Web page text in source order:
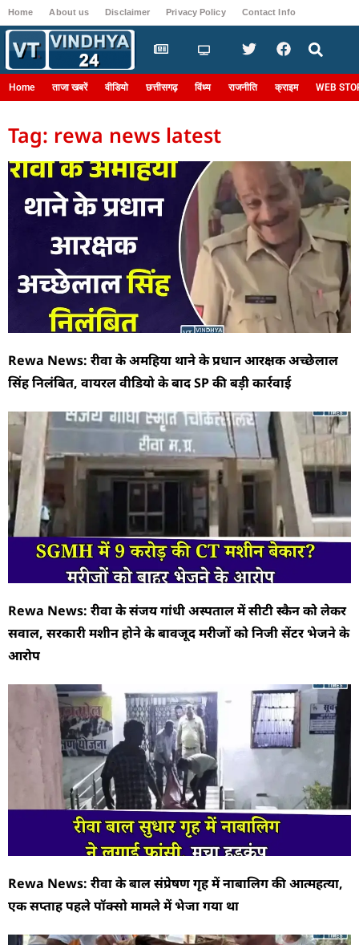
Home About us Disclaimer Privacy Policy Contact Info
Home ताजा खबरें वीडियो छत्तीसगढ़ विंध्य राजनीति क्राइम WEB
Tag: rewa news latest
Rewa News: रीवा के अमहिया थाने के प्रधान आरक्षक अच्छेलाल
सिंह निलंबित, वायरल वीडियो के बाद SP की बड़ी कार्रवाई
Rewa News: रीवा के संजय गांधी अस्पताल में सीटी स्कैन को लेकर
सवाल, सरकारी मशीन होने के बावजूद मरीजों को निजी सेंटर भेजने के
आरोप
Rewa News: रीवा के बाल संप्रेषण गृह में नाबालिग की आत्महत्या,
एक सप्ताह पहले पॉक्सो मामले में भेजा गया था